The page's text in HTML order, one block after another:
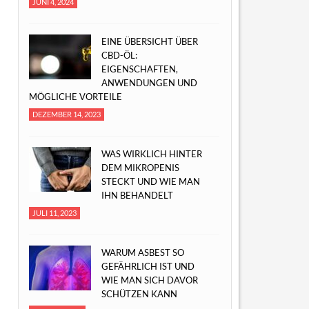
EINE ÜBERSICHT ÜBER
CBD-ÖL:
EIGENSCHAFTEN,
ANWENDUNGEN UND
MÖGLICHE VORTEILE
DEZEMBER 14, 2023
WAS WIRKLICH HINTER
DEM MIKROPENIS
STECKT UND WIE MAN
IHN BEHANDELT
JULI 11, 2023
WARUM ASBEST SO
GEFÄHRLICH IST UND
WIE MAN SICH DAVOR
SCHÜTZEN KANN